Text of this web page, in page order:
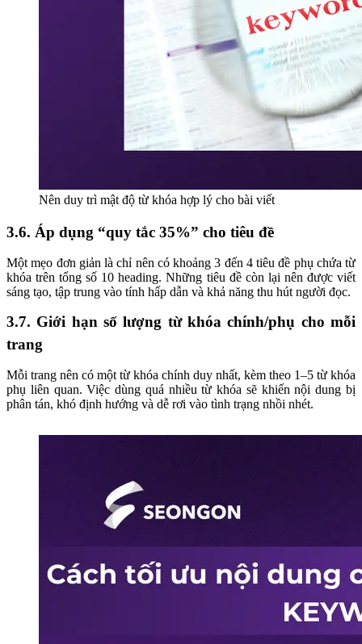
Nên duy trì mật độ từ khóa hợp lý cho bài viết
3.6. Áp dụng “quy tắc 35%” cho tiêu đề
Một mẹo đơn giản là chỉ nên có khoảng 3 đến 4 tiêu đề phụ chứa từ
khóa trên tổng số 10 heading. Những tiêu đề còn lại nên được viết
sáng tạo, tập trung vào tính hấp dẫn và khả năng thu hút người đọc.
3.7. Giới hạn số lượng từ khóa chính/phụ cho mỗi
trang
Mỗi trang nên có một từ khóa chính duy nhất, kèm theo 1–5 từ khóa
phụ liên quan. Việc dùng quá nhiều từ khóa sẽ khiến nội dung bị
phân tán, khó định hướng và dễ rơi vào tình trạng nhồi nhét.